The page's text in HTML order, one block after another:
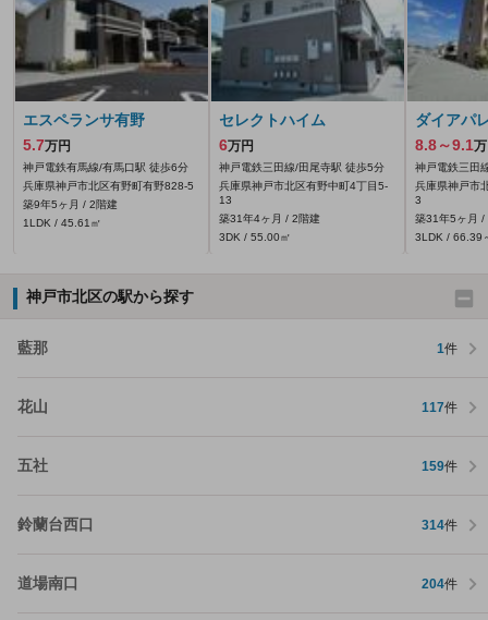
エスペランサ有野
5.7万円
神戸電鉄有馬線/有馬口駅 徒歩6分
兵庫県神戸市北区有野町有野828‐5
築9年5ヶ月 / 2階建
1LDK / 45.61㎡
セレクトハイム
6万円
神戸電鉄三田線/田尾寺駅 徒歩5分
兵庫県神戸市北区有野中町4丁目5-
13
築31年4ヶ月 / 2階建
3DK / 55.00㎡
ダイアパ
8.8～9.1
神戸電鉄三田
兵庫県神戸市
3
築31年5ヶ月 /
3LDK / 66.39
神戸市北区の駅から探す
藍那 1件
花山 117件
五社 159件
鈴蘭台西口 314件
道場南口 204件